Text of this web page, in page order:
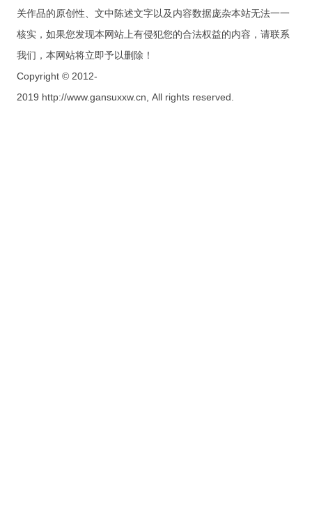
关作品的原创性、文中陈述文字以及内容数据庞杂本站无法一一
核实，如果您发现本网站上有侵犯您的合法权益的内容，请联系
我们，本网站将立即予以删除！
Copyright © 2012-
2019 http://www.gansuxxw.cn, All rights reserved.